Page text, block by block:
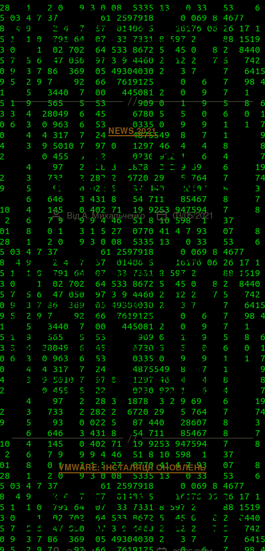
выросшем пользовательском удобстве, однако,
если смотреть беспристрастно, выпуск был
несколько сыроват, в результате чего очень
многие, рискнувшие протестировать тот билд
[…]
Категорії
NEWS 2021
VMware ESXi
7.0U2a Release Notes
Автор
запису
ВідА. Михальченко
Дата
запису
03/05/2021
В середине марта мы писали о новой
«минорке» гипервизора VMware, а о том, как до
нее обновиться, с учетом всех изменений и
нововведений, буквально, на днях на
страницах нашего блога выйдет
фундаментальный материал. По общему
мнению, с этим апдейтом тогда весьма
недальновидно поторопились, подгоняя под
оглашение результатов финансового квартала
и громкое обновление всей линейки vRealize,
[…]
Категорії
VMWARE: ІНСТАЛЯЦІЇ ОНОВЛЕНЬ
Обновляем vCenter
Server до версии 7.0U2